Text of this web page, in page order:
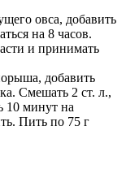
овса, добавить
на 8 часов.
и принимать
добавить
Смешать 2 ст. л.,
10 минут на
Пить по 75 г